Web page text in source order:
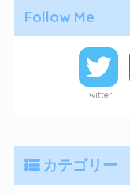
Follow Me
Twitter
カテゴリー